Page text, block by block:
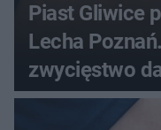
Piast Gliwice
Lecha
zwycięstwo